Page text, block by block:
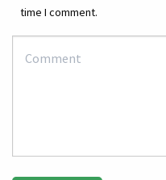
time I comment.